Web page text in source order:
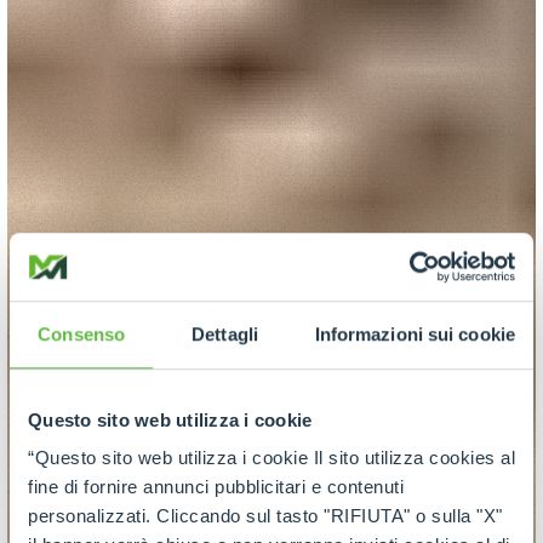
Consenso Dettagli Informazioni sui cookie
Questo sito web utilizza i cookie
“Questo sito web utilizza i cookie Il sito utilizza cookies al
fine di fornire annunci pubblicitari e contenuti
personalizzati. Cliccando sul tasto "RIFIUTA" o sulla "X"